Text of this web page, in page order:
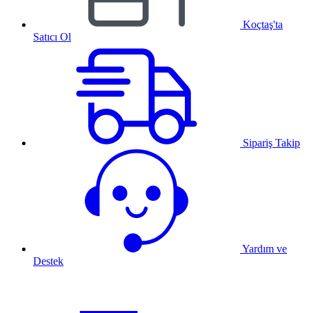
Koçtaş'ta
Satıcı Ol
Sipariş Takip
Yardım ve
Destek